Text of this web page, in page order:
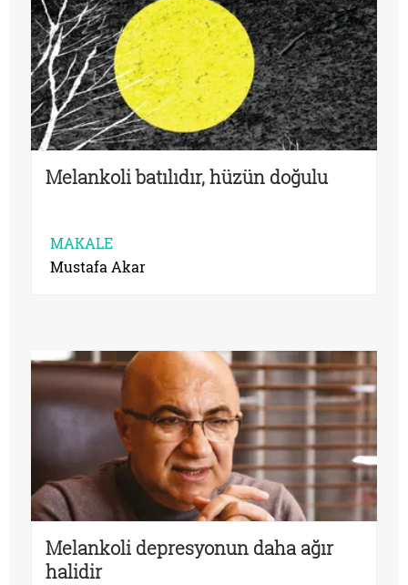
Melankoli batılıdır, hüzün doğulu
MAKALE
Mustafa Akar
Melankoli depresyonun daha ağır
halidir